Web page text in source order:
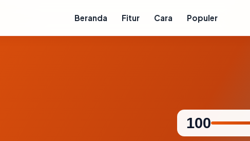
Beranda Fitur Cara Populer
100